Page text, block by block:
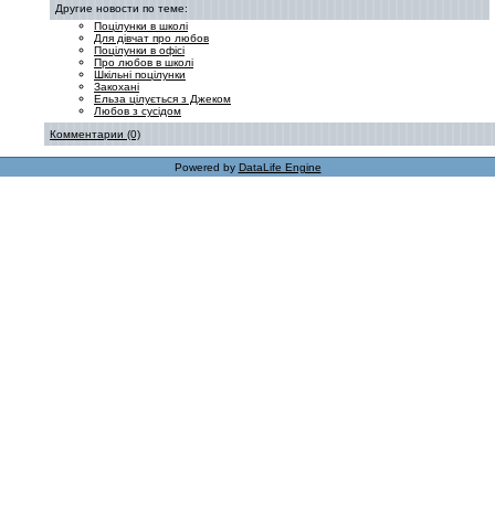
Другие новости по теме:
Поцілунки в школі
Для дівчат про любов
Поцілунки в офісі
Про любов в школі
Шкільні поцілунки
Закохані
Ельза цілується з Джеком
Любов з сусідом
Комментарии (0)
Powered by DataLife Engine